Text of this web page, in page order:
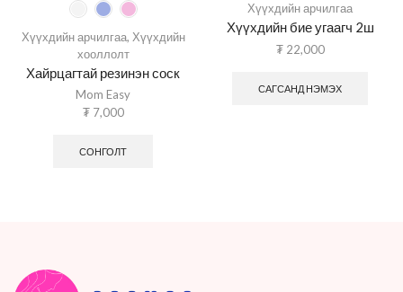
Хүүхдийн арчилгаа, Хүүхдийн
хооллолт
Хайрцагтай резинэн соск
Mom Easy
₮7,000
СОНГОЛТ
Хүүхдийн арчилгаа
Хүүхдийн бие угаагч 2ш
₮22,000
САГСАНД НЭМЭХ